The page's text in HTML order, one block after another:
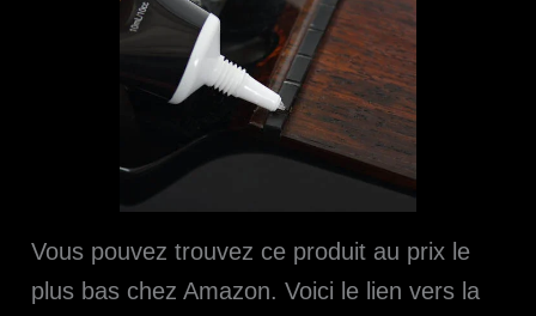
Vous pouvez trouvez ce produit au prix le
plus bas chez Amazon. Voici le lien vers la